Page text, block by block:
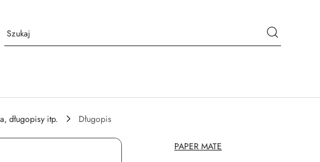
długopisy itp.
Długopis
NAZWA
PRODUCENTA:
PAPER MATE